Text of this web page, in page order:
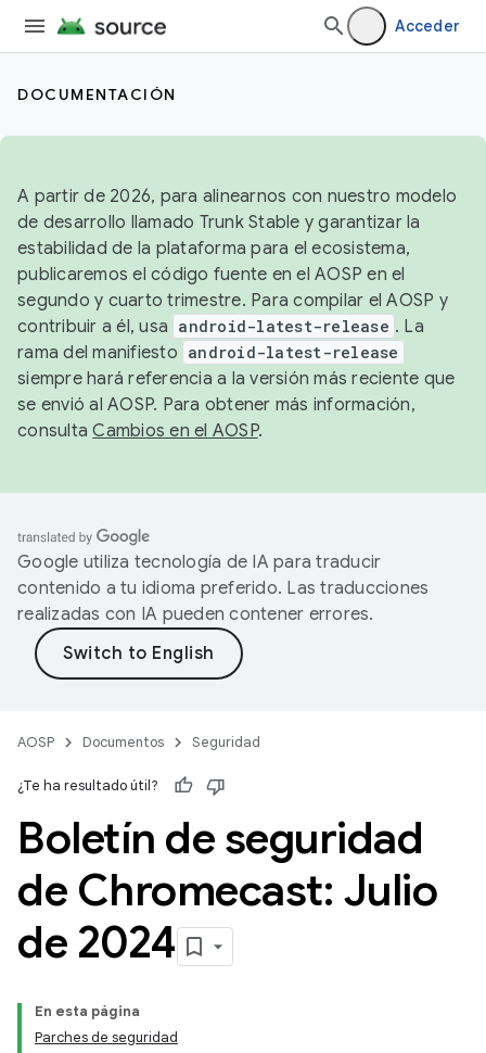
Acceder
DOCUMENTACIÓN
A partir de 2026, para alinearnos con nuestro modelo
de desarrollo llamado Trunk Stable y garantizar la
estabilidad de la plataforma para el ecosistema,
publicaremos el código fuente en el AOSP en el
segundo y cuarto trimestre. Para compilar el AOSP y
contribuir a él, usa android-latest-release . La
rama del manifiesto android-latest-release
siempre hará referencia a la versión más reciente que
se envió al AOSP. Para obtener más información,
consultaCambios en el AOSP.
Google utiliza tecnología de IA para traducir
contenido a tu idioma preferido. Las traducciones
realizadas con IA pueden contener errores.
AOSP Documentos Seguridad
¿Te ha resultado útil?
Boletín de seguridad
de Chromecast: Julio
de 2024
En esta página
Parches de seguridad